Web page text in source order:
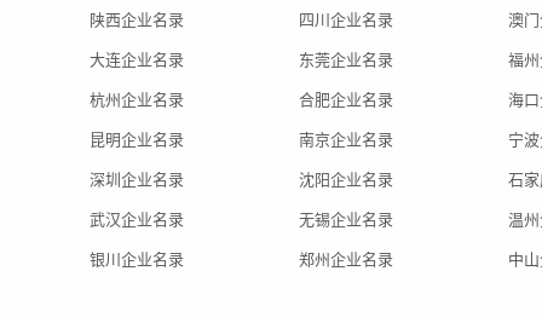
陕西企业名录 四川企业名录 澳
大连企业名录 东莞企业名录 福
杭州企业名录 合肥企业名录 海
昆明企业名录 南京企业名录 宁
深圳企业名录 沈阳企业名录 石
武汉企业名录 无锡企业名录 温
银川企业名录 郑州企业名录 中